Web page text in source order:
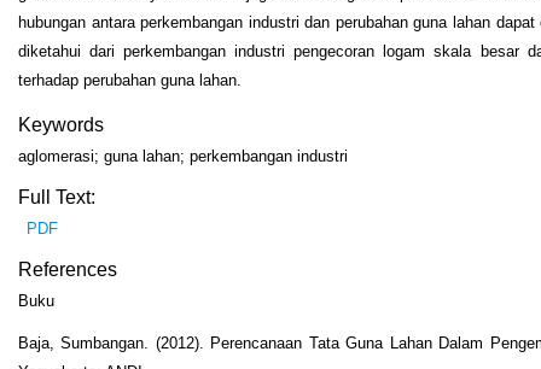
hubungan antara perkembangan industri dan perubahan guna lahan
diketahui dari perkembangan industri pengecoran logam skala besar
terhadap perubahan guna lahan.
Keywords
aglomerasi; guna lahan; perkembangan industri
Full Text:
PDF
References
Buku
Baja, Sumbangan. (2012). Perencanaan Tata Guna Lahan Dalam